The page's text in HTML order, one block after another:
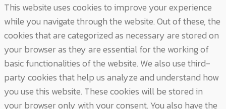
This website uses cookies to improve your experience
while you navigate through the website. Out of these, the
cookies that are categorized as necessary are stored on
your browser as they are essential for the working of
basic functionalities of the website. We also use third-
party cookies that help us analyze and understand how
you use this website. These cookies will be stored in
your browser only with your consent. You also have the